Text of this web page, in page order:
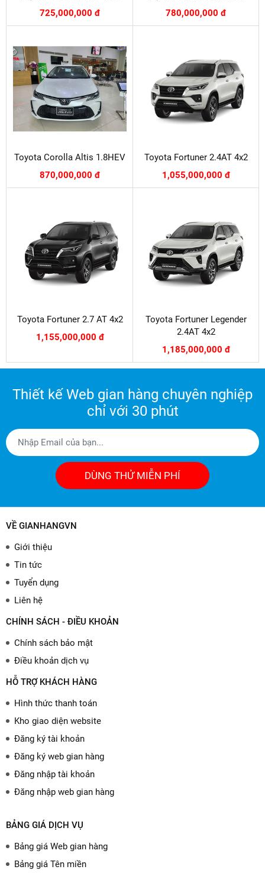
725,000,000 đ
780,000,000 đ
Toyota Corolla Altis 1.8HEV
870,000,000 đ
Toyota Fortuner 2.4AT 4x2
1,055,000,000 đ
Toyota Fortuner 2.7 AT 4x2
1,155,000,000 đ
Toyota Fortuner Legender
2.4AT 4x2
1,185,000,000 đ
Thiết kế Web gian hàng chuyên nghiệp
chỉ với 30 phút
DÙNG THỬ MIỄN PHÍ
VỀ GIANHANGVN
Giới thiệu
Tin tức
Tuyển dụng
Liên hệ
CHÍNH SÁCH - ĐIỀU KHOẢN
Chính sách bảo mật
Điều khoản dịch vụ
HỖ TRỢ KHÁCH HÀNG
Hình thức thanh toán
Kho giao diện website
Đăng ký tài khoản
Đăng ký web gian hàng
Đăng nhập tài khoản
Đăng nhập web gian hàng
BẢNG GIÁ DỊCH VỤ
Bảng giá Web gian hàng
Bảng giá Tên miền